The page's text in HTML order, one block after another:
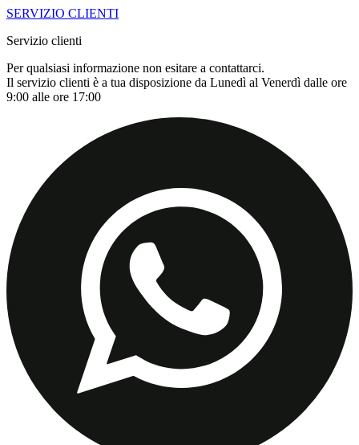
SERVIZIO CLIENTI
Servizio clienti
Per qualsiasi informazione non esitare a contattarci.
Il servizio clienti è a tua disposizione da Lunedì al Venerdì dalle ore
9:00 alle ore 17:00